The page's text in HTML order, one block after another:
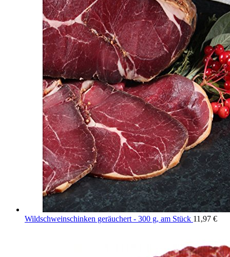
Wildschweinschinken geräuchert - 300 g, am Stück 11,97 €